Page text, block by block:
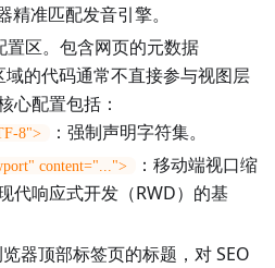
精准匹配发音引擎。
置区。包含网页的元数据
域的代码通常不直接参与视图层
心配置包括：
8"> ：强制声明字符集。
content="...">
：移动端视口缩
代响应式开发（RWD）的基
览器顶部标签页的标题，对 SEO